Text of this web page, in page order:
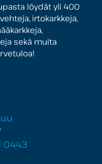
löydät yli 400
irtokarkkeja,
sekä muita
0443